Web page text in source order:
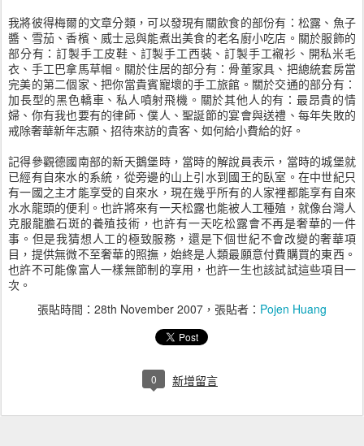
我將彼得梅爾的文章分類，可以發現有關飲食的部份有：松露、魚子
醬、雪茄、香檳、威士忌與能煮出美食的老名廚小吃店。關於服飾的
部分有：訂製手工皮鞋、訂製手工西裝、訂製手工襯衫、開私米毛
衣、手工巴拿馬草帽。關於住居的部分有：骨董家具、把總統套房當
完美的第二個家、把你當貴賓寵壞的手工旅館。關於交通的部分有：
加長型的黑色轎車、私人噴射飛機。關於其他人的有：最昂貴的情
婦、你有我也要有的律師、僕人、聖誕節的宴會與送禮、每年失敗的
戒除奢華新年志願、招待來訪的貴客、如何給小費給的好。
記得參觀德國南部的新天鵝堡時，當時的解說員表示，當時的城堡就
已經有自來水的系統，從旁邊的山上引水到國王的臥室。在中世紀只
有一國之主才能享受的自來水，現在幾乎所有的人家裡都能享有自來
水水龍頭的便利。也許將來有一天松露也能被人工種殖，就像台灣人
克服龍膽石斑的養殖技術，也許有一天吃松露會不再是奢華的一件
事。但是我猜想人工的極致服務，還是下個世紀不會改變的奢華項
目，提供無微不至奢華的照撫，始終是人類最願意付費購買的東西。
也許不可能像富人一樣無節制的享用，也許一生也該試試這些項目一
次。
張貼時間： 28th November 2007 ，張貼者： Pojen Huang
0 新增留言